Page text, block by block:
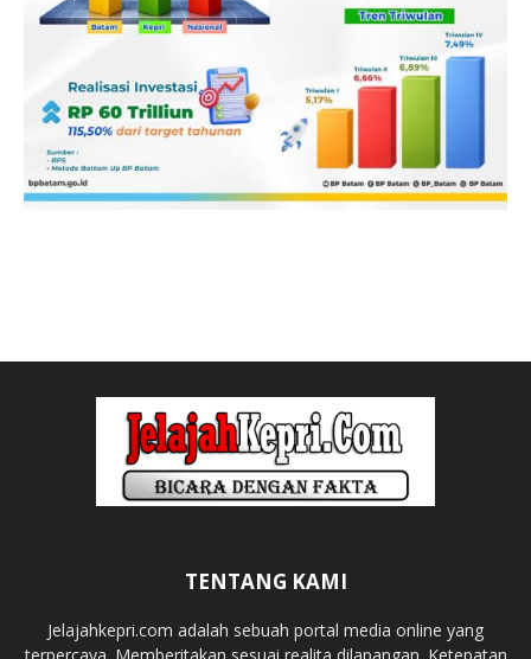
TENTANG KAMI
Jelajahkepri.com adalah sebuah portal media online yang